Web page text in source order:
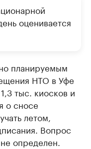
оценивается
планируемым
НТО в Уфе
тыс. киосков и
о сносе
летом,
Вопрос
определен.